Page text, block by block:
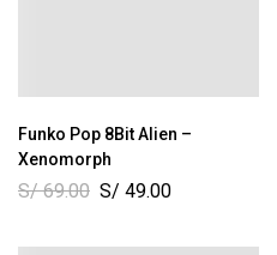
Funko Pop 8Bit Alien –
Xenomorph
S/69.00 S/ 49.00